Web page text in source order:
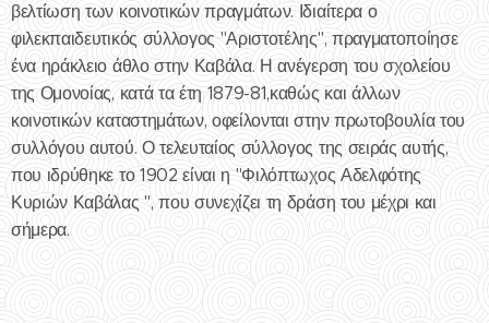
βελτίωση των κοινοτικών πραγμάτων. Ιδιαίτερα ο
φιλεκπαιδευτικός σύλλογος "Αριστοτέλης", πραγματοποίησε
ένα ηράκλειο άθλο στην Καβάλα. Η ανέγερση του σχολείου
της Ομονοίας, κατά τα έτη 1879-81,καθώς και άλλων
κοινοτικών καταστημάτων, οφείλονται στην πρωτοβουλία του
συλλόγου αυτού. Ο τελευταίος σύλλογος της σειράς αυτής,
που ιδρύθηκε το 1902 είναι η "Φιλόπτωχος Αδελφότης
Κυριών Καβάλας ", που συνεχίζει τη δράση του μέχρι και
σήμερα.